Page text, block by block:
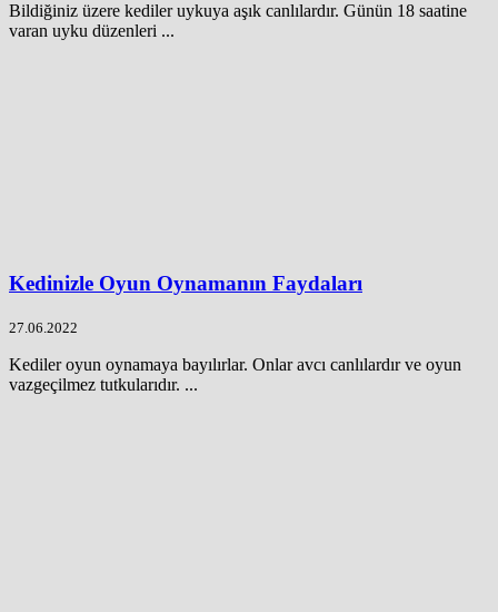
Bildiğiniz üzere kediler uykuya aşık canlılardır. Günün 18 saatine
varan uyku düzenleri ...
Kedinizle Oyun Oynamanın Faydaları
27.06.2022
Kediler oyun oynamaya bayılırlar. Onlar avcı canlılardır ve oyun
vazgeçilmez tutkularıdır. ...